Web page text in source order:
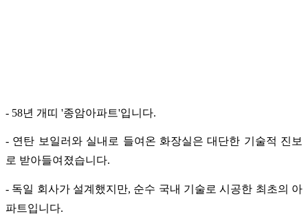
- 58년 개띠 '종암아파트'입니다.
- 연탄 보일러와 실내로 들여온 화장실은 대단한 기술적 진보
로 받아들여졌습니다.
- 독일 회사가 설계했지만, 순수 국내 기술로 시공한 최초의 아
파트입니다.